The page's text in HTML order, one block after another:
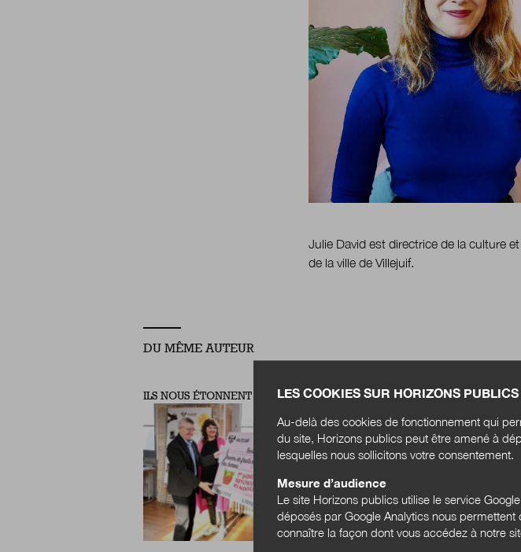
Julie David est directrice de la culture
de la ville de Villejuif.
DU MÊME AUTEUR
ILS NOUS ÉTONNENT LES COOKIES SUR HORIZONS PUBLICS
Au-delà des cookies de fonctionnement qui
du site, Horizons publics peut être amené à
lesquelles nous sollicitons votre consentement.
Mesure d’audience
Le site Horizons publics utilise le service
déposés par Google Analytics nous
connaître la façon dont vous accédez à notre